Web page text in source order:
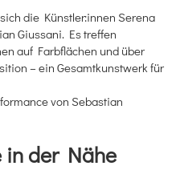
die Künstler:innen Serena
Giussani. Es treffen
auf Farbflächen und über
– ein Gesamtkunstwerk für
von Sebastian
in der Nähe